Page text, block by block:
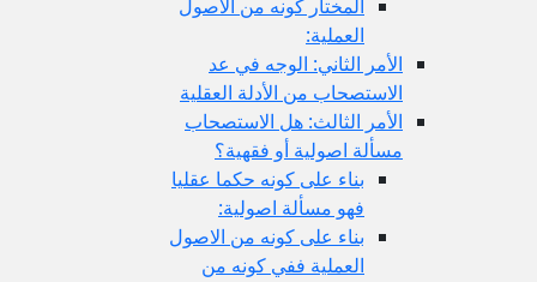
المختار كونه من الاصول
العملية:
الأمر الثاني: الوجه في عد
الاستصحاب من الأدلة العقلية
الأمر الثالث: هل الاستصحاب
مسألة اصولية أو فقهية؟
بناء على كونه حكما عقليا
فهو مسألة اصولية:
بناء على كونه من الاصول
العملية ففي كونه من